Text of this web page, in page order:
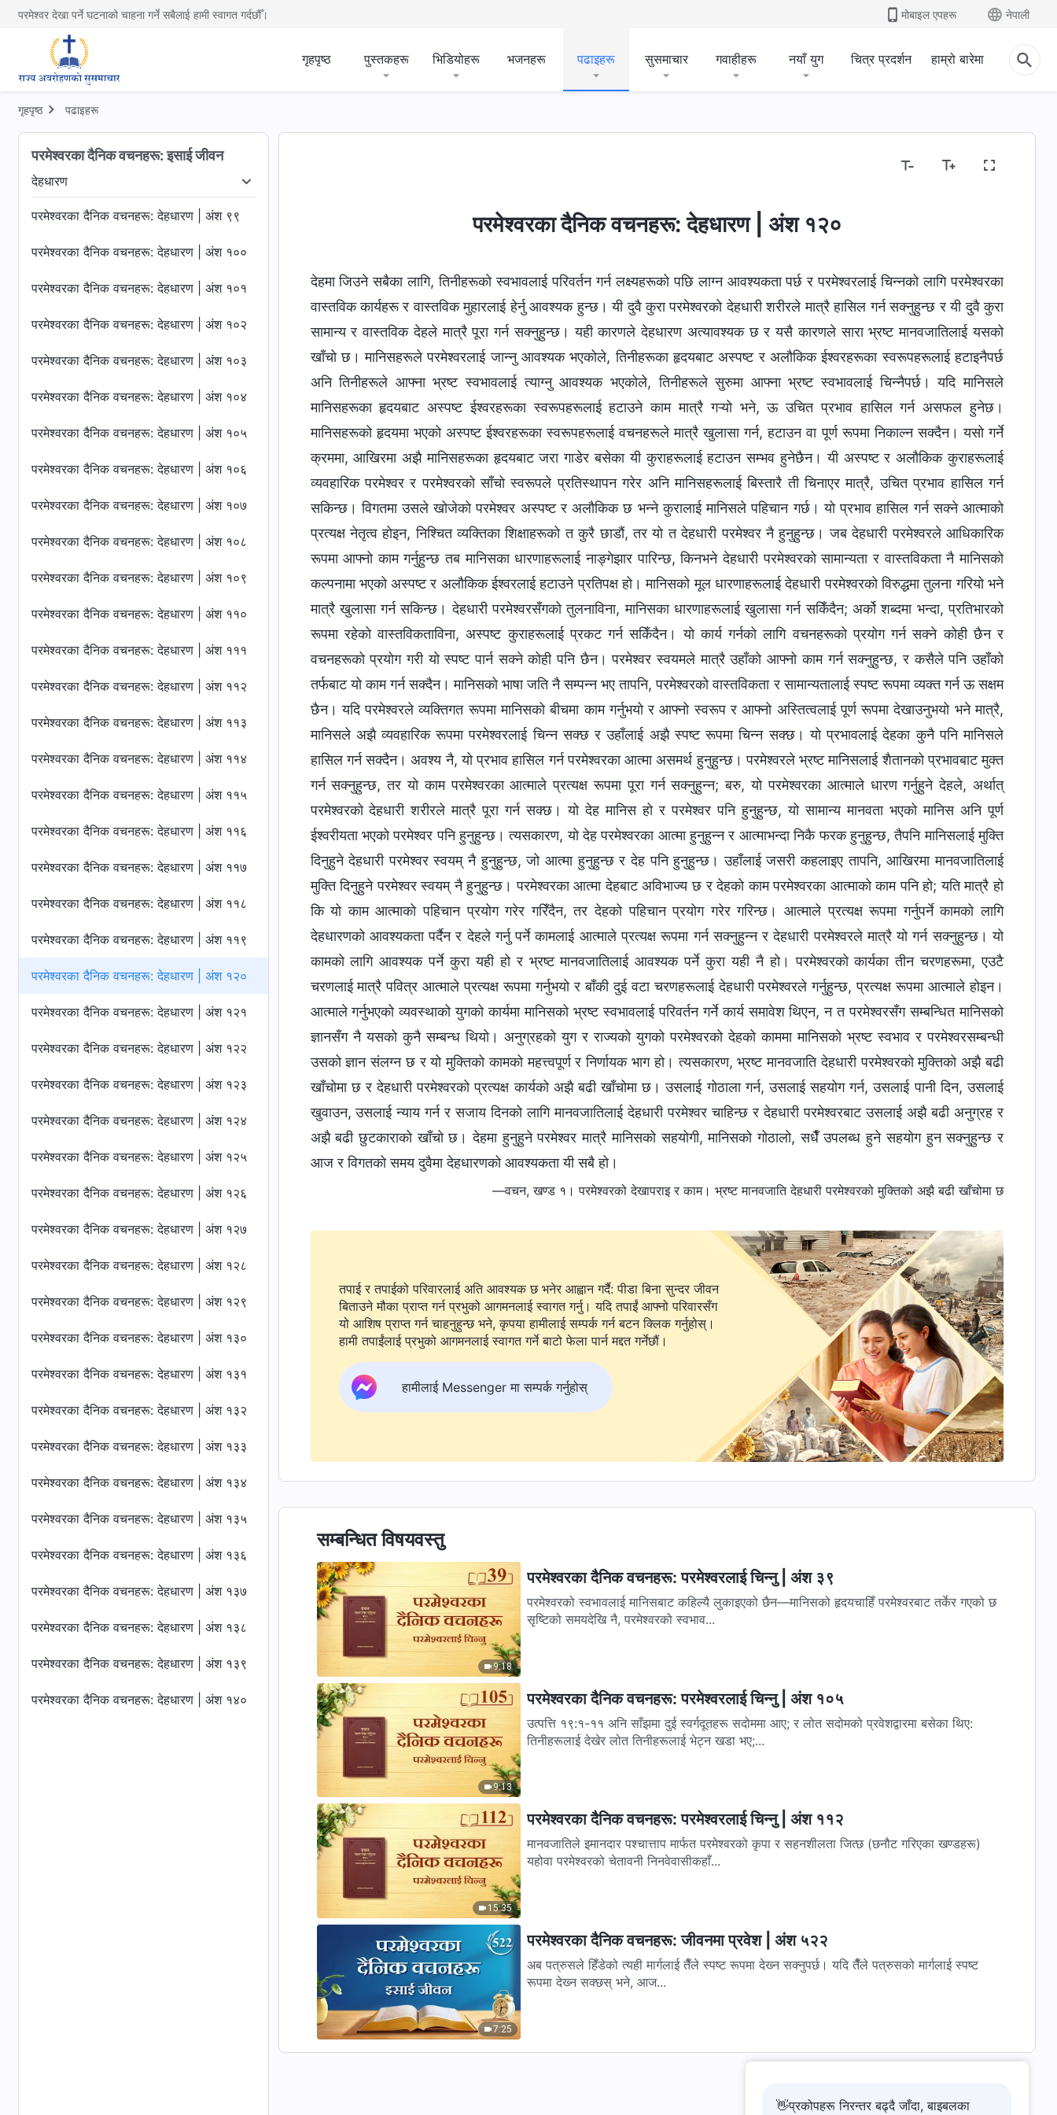
परमेश्वर देखा पर्ने घटनाको चाहना गर्ने सबैलाई हामी स्वागत गर्दछौँ। मोबाइल एपहरू नेपाली
गृहपृष्ठ पुस्तकहरू भिडियोहरू भजनहरू पढाइहरू सुसमाचार गवाहीहरू नयाँ युग चित्र प्रदर्शन हाम्रो बारेमा
गृहपृष्ठ पढाइहरू
परमेश्‍वरका दैनिक वचनहरू: इसाई जीवन
देहधारण
न्याय देहधारण परमेश्‍वरको कामलाई चिन्‍नु
परमेश्‍वरका दैनिक वचनहरू: देहधारण | अंश ९९
परमेश्‍वरका दैनिक वचनहरू: देहधारण | अंश १००
परमेश्‍वरका दैनिक वचनहरू: देहधारण | अंश १०१
परमेश्‍वरका दैनिक वचनहरू: देहधारण | अंश १०२
परमेश्‍वरका दैनिक वचनहरू: देहधारण | अंश १०३
परमेश्‍वरका दैनिक वचनहरू: देहधारण | अंश १०४
परमेश्‍वरका दैनिक वचनहरू: देहधारण | अंश १०५
परमेश्‍वरका दैनिक वचनहरू: देहधारण | अंश १०६
परमेश्‍वरका दैनिक वचनहरू: देहधारण | अंश १०७
परमेश्‍वरका दैनिक वचनहरू: देहधारण | अंश १०८
परमेश्‍वरका दैनिक वचनहरू: देहधारण | अंश १०९
परमेश्‍वरका दैनिक वचनहरू: देहधारण | अंश ११०
परमेश्‍वरका दैनिक वचनहरू: देहधारण | अंश १११
परमेश्‍वरका दैनिक वचनहरू: देहधारण | अंश ११२
परमेश्‍वरका दैनिक वचनहरू: देहधारण | अंश ११३
परमेश्‍वरका दैनिक वचनहरू: देहधारण | अंश ११४
परमेश्‍वरका दैनिक वचनहरू: देहधारण | अंश ११५
परमेश्‍वरका दैनिक वचनहरू: देहधारण | अंश ११६
परमेश्‍वरका दैनिक वचनहरू: देहधारण | अंश ११७
परमेश्‍वरका दैनिक वचनहरू: देहधारण | अंश ११८
परमेश्‍वरका दैनिक वचनहरू: देहधारण | अंश ११९
परमेश्‍वरका दैनिक वचनहरू: देहधारण | अंश १२०
परमेश्‍वरका दैनिक वचनहरू: देहधारण | अंश १२१
परमेश्‍वरका दैनिक वचनहरू: देहधारण | अंश १२२
परमेश्‍वरका दैनिक वचनहरू: देहधारण | अंश १२३
परमेश्‍वरका दैनिक वचनहरू: देहधारण | अंश १२४
परमेश्‍वरका दैनिक वचनहरू: देहधारण | अंश १२५
परमेश्‍वरका दैनिक वचनहरू: देहधारण | अंश १२६
परमेश्‍वरका दैनिक वचनहरू: देहधारण | अंश १२७
परमेश्‍वरका दैनिक वचनहरू: देहधारण | अंश १२८
परमेश्‍वरका दैनिक वचनहरू: देहधारण | अंश १२९
परमेश्‍वरका दैनिक वचनहरू: देहधारण | अंश १३०
परमेश्‍वरका दैनिक वचनहरू: देहधारण | अंश १३१
परमेश्‍वरका दैनिक वचनहरू: देहधारण | अंश १३२
परमेश्‍वरका दैनिक वचनहरू: देहधारण | अंश १३३
परमेश्‍वरका दैनिक वचनहरू: देहधारण | अंश १३४
परमेश्‍वरका दैनिक वचनहरू: देहधारण | अंश १३५
परमेश्‍वरका दैनिक वचनहरू: देहधारण | अंश १३६
परमेश्‍वरका दैनिक वचनहरू: देहधारण | अंश १३७
परमेश्‍वरका दैनिक वचनहरू: देहधारण | अंश १३८
परमेश्‍वरका दैनिक वचनहरू: देहधारण | अंश १३९
परमेश्‍वरका दैनिक वचनहरू: देहधारण | अंश १४०
परमेश्‍वरका दैनिक वचनहरू: देहधारण | अंश १२०
देहमा जिउने सबैका लागि, तिनीहरूको स्वभावलाई परिवर्तन गर्न लक्ष्यहरूको पछि लाग्न आवश्यकता पर्छ र परमेश्‍वरलाई चिन्नको लागि परमेश्‍वरका
वास्तविक कार्यहरू र वास्तविक मुहारलाई हेर्नु आवश्यक हुन्छ। यी दुवै कुरा परमेश्‍वरको देहधारी शरीरले मात्रै हासिल गर्न सक्नुहुन्छ र यी दुवै कुरा
सामान्य र वास्तविक देहले मात्रै पूरा गर्न सक्नुहुन्छ। यही कारणले देहधारण अत्यावश्यक छ र यसै कारणले सारा भ्रष्ट मानवजातिलाई यसको
खाँचो छ। मानिसहरूले परमेश्‍वरलाई जान्नु आवश्यक भएकोले, तिनीहरूका हृदयबाट अस्पष्ट र अलौकिक ईश्‍वरहरूका स्वरूपहरूलाई हटाइनैपर्छ
अनि तिनीहरूले आफ्ना भ्रष्ट स्वभावलाई त्याग्नु आवश्यक भएकोले, तिनीहरूले सुरुमा आफ्ना भ्रष्ट स्वभावलाई चिन्नैपर्छ। यदि मानिसले
मानिसहरूका हृदयबाट अस्पष्ट ईश्‍वरहरूका स्वरूपहरूलाई हटाउने काम मात्रै गऱ्यो भने, ऊ उचित प्रभाव हासिल गर्न असफल हुनेछ।
मानिसहरूको हृदयमा भएको अस्पष्ट ईश्‍वरहरूका स्वरूपहरूलाई वचनहरूले मात्रै खुलासा गर्न, हटाउन वा पूर्ण रूपमा निकाल्न सक्दैन। यसो गर्ने
क्रममा, आखिरमा अझै मानिसहरूका हृदयबाट जरा गाडेर बसेका यी कुराहरूलाई हटाउन सम्भव हुनेछैन। यी अस्पष्ट र अलौकिक कुराहरूलाई
व्यवहारिक परमेश्‍वर र परमेश्‍वरको साँचो स्वरूपले प्रतिस्थापन गरेर अनि मानिसहरूलाई बिस्तारै ती चिनाएर मात्रै, उचित प्रभाव हासिल गर्न
सकिन्छ। विगतमा उसले खोजेको परमेश्‍वर अस्पष्ट र अलौकिक छ भन्ने कुरालाई मानिसले पहिचान गर्छ। यो प्रभाव हासिल गर्न सक्ने आत्माको
प्रत्यक्ष नेतृत्व होइन, निश्चित व्यक्तिका शिक्षाहरूको त कुरै छाडौं, तर यो त देहधारी परमेश्‍वर नै हुनुहुन्छ। जब देहधारी परमेश्‍वरले आधिकारिक
रूपमा आफ्नो काम गर्नुहुन्छ तब मानिसका धारणाहरूलाई नाङ्गेझार पारिन्छ, किनभने देहधारी परमेश्‍वरको सामान्यता र वास्तविकता नै मानिसको
कल्पनामा भएको अस्पष्ट र अलौकिक ईश्‍वरलाई हटाउने प्रतिपक्ष हो। मानिसको मूल धारणाहरूलाई देहधारी परमेश्‍वरको विरुद्धमा तुलना गरियो भने
मात्रै खुलासा गर्न सकिन्छ। देहधारी परमेश्‍वरसँगको तुलनाविना, मानिसका धारणाहरूलाई खुलासा गर्न सकिँदैन; अर्को शब्दमा भन्दा, प्रतिभारको
रूपमा रहेको वास्तविकताविना, अस्पष्ट कुराहरूलाई प्रकट गर्न सकिँदैन। यो कार्य गर्नको लागि वचनहरूको प्रयोग गर्न सक्ने कोही छैन र
वचनहरूको प्रयोग गरी यो स्पष्ट पार्न सक्ने कोही पनि छैन। परमेश्‍वर स्वयमले मात्रै उहाँको आफ्‍नो काम गर्न सक्‍नुहुन्छ, र कसैले पनि उहाँको
तर्फबाट यो काम गर्न सक्दैन। मानिसको भाषा जति नै सम्पन्न भए तापनि, परमेश्‍वरको वास्तविकता र सामान्यतालाई स्पष्ट रूपमा व्यक्त गर्न ऊ सक्षम
छैन। यदि परमेश्‍वरले व्यक्तिगत रूपमा मानिसको बीचमा काम गर्नुभयो र आफ्नो स्वरूप र आफ्नो अस्तित्वलाई पूर्ण रूपमा देखाउनुभयो भने मात्रै,
मानिसले अझै व्यवहारिक रूपमा परमेश्‍वरलाई चिन्न सक्छ र उहाँलाई अझै स्पष्ट रूपमा चिन्न सक्छ। यो प्रभावलाई देहका कुनै पनि मानिसले
हासिल गर्न सक्दैन। अवश्य नै, यो प्रभाव हासिल गर्न परमेश्‍वरका आत्मा असमर्थ हुनुहुन्छ। परमेश्‍वरले भ्रष्ट मानिसलाई शैतानको प्रभावबाट मुक्त
गर्न सक्नुहुन्छ, तर यो काम परमेश्‍वरका आत्माले प्रत्यक्ष रूपमा पूरा गर्न सक्नुहुन्न; बरु, यो परमेश्‍वरका आत्माले धारण गर्नुहुने देहले, अर्थात्
परमेश्‍वरको देहधारी शरीरले मात्रै पूरा गर्न सक्छ। यो देह मानिस हो र परमेश्‍वर पनि हुनुहुन्छ, यो सामान्य मानवता भएको मानिस अनि पूर्ण
ईश्‍वरीयता भएको परमेश्‍वर पनि हुनुहुन्छ। त्यसकारण, यो देह परमेश्‍वरका आत्मा हुनुहुन्न र आत्माभन्दा निकै फरक हुनुहुन्छ, तैपनि मानिसलाई मुक्ति
दिनुहुने देहधारी परमेश्‍वर स्वयम् नै हुनुहुन्छ, जो आत्मा हुनुहुन्छ र देह पनि हुनुहुन्छ। उहाँलाई जसरी कहलाइए तापनि, आखिरमा मानवजातिलाई
मुक्ति दिनुहुने परमेश्‍वर स्वयम् नै हुनुहुन्छ। परमेश्‍वरका आत्मा देहबाट अविभाज्य छ र देहको काम परमेश्‍वरका आत्माको काम पनि हो; यति मात्रै हो
कि यो काम आत्माको पहिचान प्रयोग गरेर गरिँदैन, तर देहको पहिचान प्रयोग गरेर गरिन्छ। आत्माले प्रत्यक्ष रूपमा गर्नुपर्ने कामको लागि
देहधारणको आवश्यकता पर्दैन र देहले गर्नु पर्ने कामलाई आत्माले प्रत्यक्ष रूपमा गर्न सक्नुहुन्न र देहधारी परमेश्‍वरले मात्रै यो गर्न सक्नुहुन्छ। यो
कामको लागि आवश्यक पर्ने कुरा यही हो र भ्रष्ट मानवजातिलाई आवश्यक पर्ने कुरा यही नै हो। परमेश्‍वरको कार्यका तीन चरणहरूमा, एउटै
चरणलाई मात्रै पवित्र आत्माले प्रत्यक्ष रूपमा गर्नुभयो र बाँकी दुई वटा चरणहरूलाई देहधारी परमेश्‍वरले गर्नुहुन्छ, प्रत्यक्ष रूपमा आत्माले होइन।
आत्माले गर्नुभएको व्यवस्थाको युगको कार्यमा मानिसको भ्रष्ट स्वभावलाई परिवर्तन गर्ने कार्य समावेश थिएन, न त परमेश्‍वरसँग सम्बन्धित मानिसको
ज्ञानसँग नै यसको कुनै सम्बन्ध थियो। अनुग्रहको युग र राज्यको युगको परमेश्‍वरको देहको काममा मानिसको भ्रष्ट स्वभाव र परमेश्‍वरसम्बन्धी
उसको ज्ञान संलग्न छ र यो मुक्तिको कामको महत्त्वपूर्ण र निर्णायक भाग हो। त्यसकारण, भ्रष्ट मानवजाति देहधारी परमेश्‍वरको मुक्तिको अझै बढी
खाँचोमा छ र देहधारी परमेश्‍वरको प्रत्यक्ष कार्यको अझै बढी खाँचोमा छ। उसलाई गोठाला गर्न, उसलाई सहयोग गर्न, उसलाई पानी दिन, उसलाई
खुवाउन, उसलाई न्याय गर्न र सजाय दिनको लागि मानवजातिलाई देहधारी परमेश्‍वर चाहिन्छ र देहधारी परमेश्‍वरबाट उसलाई अझै बढी अनुग्रह र
अझै बढी छुटकाराको खाँचो छ। देहमा हुनुहुने परमेश्‍वर मात्रै मानिसको सहयोगी, मानिसको गोठालो, सधैँ उपलब्ध हुने सहयोग हुन सक्नुहुन्छ र
आज र विगतको समय दुवैमा देहधारणको आवश्यकता यी सबै हो।
—वचन, खण्ड १। परमेश्‍वरको देखापराइ र काम। भ्रष्ट मानवजाति देहधारी परमेश्‍वरको मुक्तिको अझै बढी खाँचोमा छ
तपाई र तपाईको परिवारलाई अति आवश्यक छ भनेर आह्वान गर्दै: पीडा बिना सुन्दर जीवन
बिताउने मौका प्राप्त गर्न प्रभुको आगमनलाई स्वागत गर्नु। यदि तपाईं आफ्नो परिवारसँग
यो आशिष प्राप्त गर्न चाहनुहुन्छ भने, कृपया हामीलाई सम्पर्क गर्न बटन क्लिक गर्नुहोस्।
हामी तपाईंलाई प्रभुको आगमनलाई स्वागत गर्ने बाटो फेला पार्न मद्दत गर्नेछौं।
हामीलाई Messenger मा सम्पर्क गर्नुहोस्
सम्बन्धित विषयवस्तु
9:18
परमेश्‍वरका दैनिक वचनहरू: परमेश्‍वरलाई चिन्‍नु | अंश ३९
परमेश्‍वरको स्वभावलाई मानिसबाट कहिल्यै लुकाइएको छैन—मानिसको हृदयचाहिँ परमेश्‍वरबाट तर्केर गएको छ
सृष्टिको समयदेखि नै, परमेश्‍वरको स्वभाव...
9:13
परमेश्‍वरका दैनिक वचनहरू: परमेश्‍वरलाई चिन्‍नु | अंश १०५
उत्पत्ति १९:१-११ अनि साँझमा दुई स्वर्गदूतहरू सदोममा आए; र लोत सदोमको प्रवेशद्वारमा बसेका थिए:
तिनीहरूलाई देखेर लोत तिनीहरूलाई भेट्न खडा भए;...
15:35
परमेश्‍वरका दैनिक वचनहरू: परमेश्‍वरलाई चिन्‍नु | अंश ११२
मानवजातिले इमानदार पश्‍चात्ताप मार्फत परमेश्‍वरको कृपा र सहनशीलता जित्छ (छनौट गरिएका खण्डहरू)
यहोवा परमेश्‍वरको चेतावनी निनवेवासीकहाँ...
7:25
परमेश्‍वरका दैनिक वचनहरू: जीवनमा प्रवेश | अंश ५२२
अब पत्रुसले हिँडेको त्यही मार्गलाई तैँले स्पष्ट रूपमा देख्‍न सक्‍नुपर्छ। यदि तैँले पत्रुसको मार्गलाई स्पष्ट
रूपमा देख्‍न सक्छस् भने, आज...
👋प्रकोपहरू निरन्तर बढ्दै जाँदा, बाइबलका